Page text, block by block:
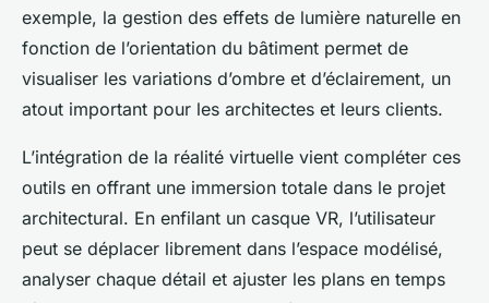
exemple, la gestion des effets de lumière naturelle en
fonction de l’orientation du bâtiment permet de
visualiser les variations d’ombre et d’éclairement, un
atout important pour les architectes et leurs clients.
L’intégration de la réalité virtuelle vient compléter ces
outils en offrant une immersion totale dans le projet
architectural. En enfilant un casque VR, l’utilisateur
peut se déplacer librement dans l’espace modélisé,
analyser chaque détail et ajuster les plans en temps